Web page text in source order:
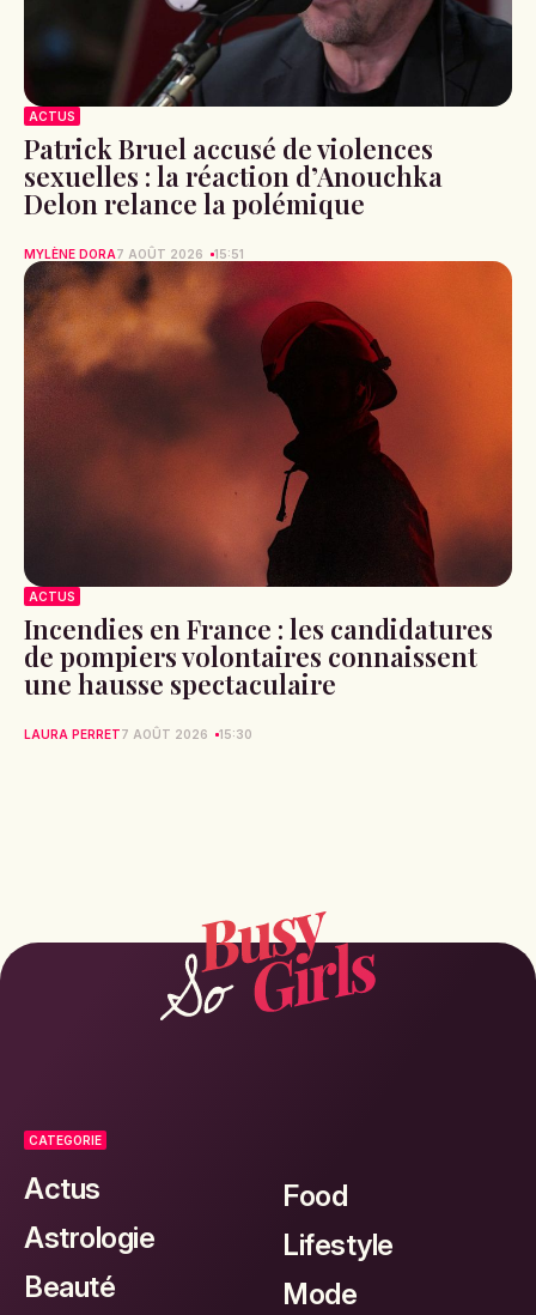
ACTUS
Patrick Bruel accusé de violences
sexuelles : la réaction d’Anouchka
Delon relance la polémique
MYLÈNE DORA7 AOÛT 2026 15:51
ACTUS
Incendies en France : les candidatures
de pompiers volontaires connaissent
une hausse spectaculaire
LAURA PERRET7 AOÛT 2026 15:30
CATEGORIE
Actus
Astrologie
Beauté
Food
Lifestyle
Mode